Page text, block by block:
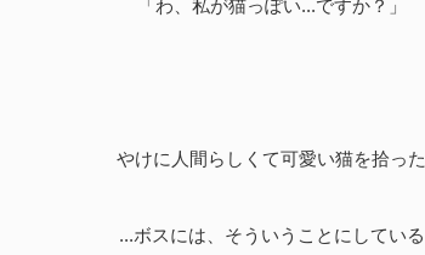
「わ、私が猫っぽい...ですか？」
やけに人間らしくて可愛い猫を拾った
...ボスには、そういうことにしている